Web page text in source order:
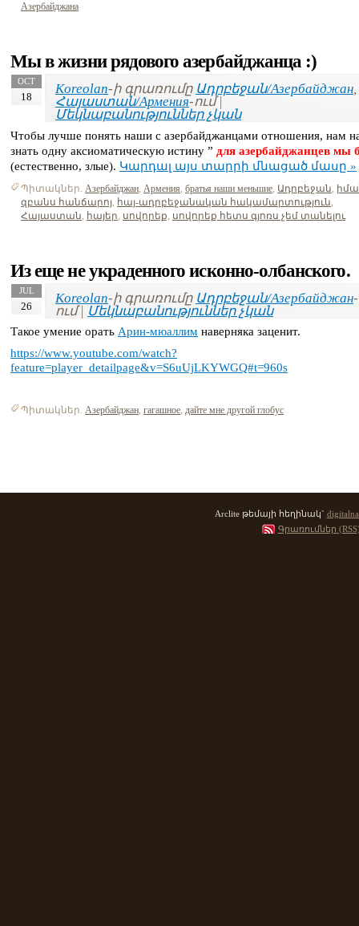
Азербайджана
Мы в жизни рядового азербайджанца :)
OCT
18
Koreolan-ի գրառումը Ադրբեջան/Азербайджан,
Հայաստան/Армения-ում |
Մեկնաբանություններ չկան
Чтобы лучше понять наши с азербайджанцами отношения, нам
знать одну аксиоматическую истину ” для азербайджанцев мы
(естественно, злые). Կարդալ այս տարրի մնացած մասը »
Պիտակներ. Азербайджан, Армения, братья наши меньшие, Ադրբեջան,
զբանս հանճարոյ, հայ-ադրբեջանական հակամարտություն,
Հայաստան, հայեր, սովորեք, սովորեք հետս գյոռս չեմ տանելու
Из еще не украденного исконно-олбанского.
JUL
26
Koreolan-ի գրառումը Ադրբեջան/Азербайджан-
ում | Մեկնաբանություններ չկան
Такое умение орать Арин-мюаллим наверняка заценит.
https://www.youtube.com/watch?
feature=player_detailpage&v=S6uUjLKYWGQ#t=960s
Պիտակներ. Азербайджан, гагашное, дайте мне другой глобус
Arclite թեմայի հեղինակ`
Գրառումներ